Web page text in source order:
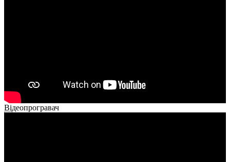
Відеопрогравач